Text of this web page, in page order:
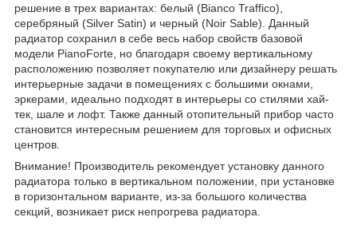
решение в трех вариантах: белый (Bianco Traffico),
серебряный (Silver Satin) и черный (Noir Sable). Данный
радиатор сохранил в себе весь набор свойств базовой
модели PianoForte, но благодаря своему вертикальному
расположению позволяет покупателю или дизайнеру решать
интерьерные задачи в помещениях с большими окнами,
эркерами, идеально подходят в интерьеры со стилями хай-
тек, шале и лофт. Также данный отопительный прибор часто
становится интересным решением для торговых и офисных
центров.
Внимание! Производитель рекомендует установку данного
радиатора только в вертикальном положении, при установке
в горизонтальном варианте, из-за большого количества
секций, возникает риск непрогрева радиатора.